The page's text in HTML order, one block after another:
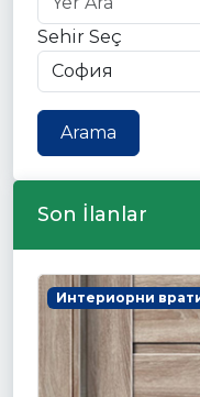
Sehir Seç
Arama
Son İlanlar
Интериорни